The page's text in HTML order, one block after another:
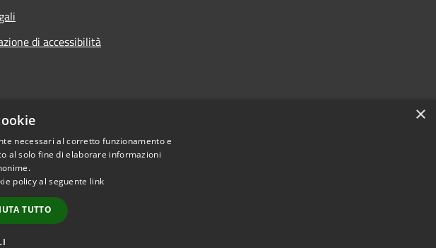
di accessibilità
© 2026 • Comune di Giussano • Powered by
×
necessari al corretto funzionamento e
al solo fine di elaborare informazioni
policy al seguente link
TUTTO